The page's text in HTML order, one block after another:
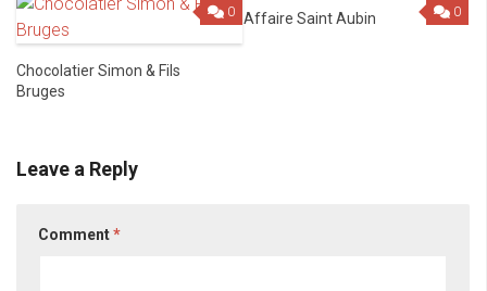
0
Chocolatier Simon & Fils
Bruges
0
Affaire Saint Aubin
Leave a Reply
Comment*